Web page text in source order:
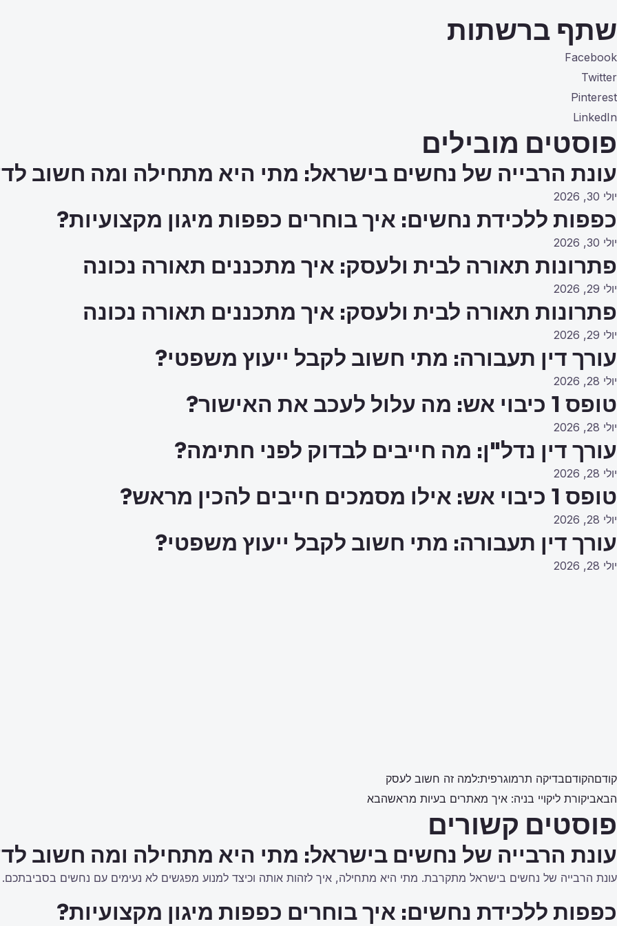
שתף ברשתות
Facebook
Twitter
Pinterest
LinkedIn
פוסטים מובילים
עונת הרבייה של נחשים בישראל: מתי היא מתחילה ומה חשוב
יולי 30, 2026
כפפות ללכידת נחשים: איך בוחרים כפפות מיגון מקצועיות?
יולי 30, 2026
פתרונות תאורה לבית ולעסק: איך מתכננים תאורה נכונה
יולי 29, 2026
פתרונות תאורה לבית ולעסק: איך מתכננים תאורה נכונה
יולי 29, 2026
עורך דין תעבורה: מתי חשוב לקבל ייעוץ משפטי?
יולי 28, 2026
טופס 1 כיבוי אש: מה עלול לעכב את האישור?
יולי 28, 2026
עורך דין נדל"ן: מה חייבים לבדוק לפני חתימה?
יולי 28, 2026
טופס 1 כיבוי אש: אילו מסמכים חייבים להכין מראש?
יולי 28, 2026
עורך דין תעבורה: מתי חשוב לקבל ייעוץ משפטי?
יולי 28, 2026
קודםהקודםבדיקה תרמוגרפית:למה זה חשוב לעסק
הבאביקורת ליקויי בניה: איך מאתרים בעיות מראשהבא
פוסטים קשורים
עונת הרבייה של נחשים בישראל: מתי היא מתחילה ומה חשוב
עונת הרבייה של נחשים בישראל מתקרבת. מתי היא מתחילה, איך לזהות אותה וכיצד למנוע מפגשים לא נעימים עם נחשים בסביבתכם.
כפפות ללכידת נחשים: איך בוחרים כפפות מיגון מקצועיות?